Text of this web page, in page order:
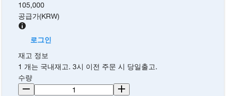
105,000
공급가(KRW)
로그인
재고 정보
1 개는 국내재고. 3시 이전 주문 시 당일출고.
수량